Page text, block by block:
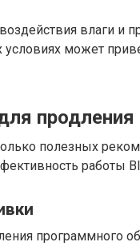
влаги и
условиях может
продления
полезных
работы
программного